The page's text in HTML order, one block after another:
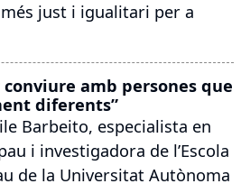
just i igualitari per a
amb persones que
diferents”
Barbeito, especialista en
i investigadora de l’Escola
de la Universitat Autònoma